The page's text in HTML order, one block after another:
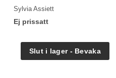
Sylvia Assiett
Ej prissatt